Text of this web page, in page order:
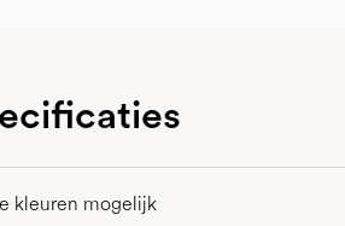
kleuren mogelijk